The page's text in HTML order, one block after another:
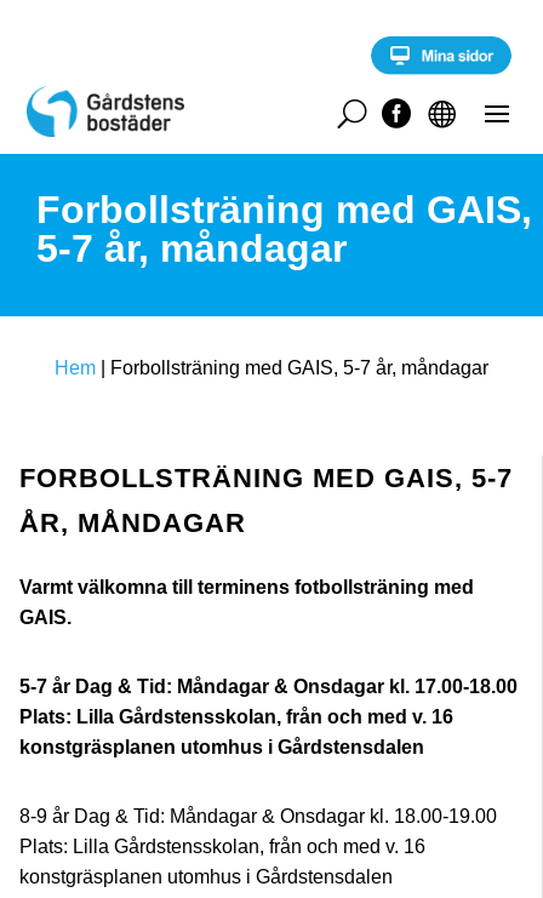
c


U
Forbollsträning med GAIS,
5-7 år, måndagar
Hem Forbollsträning med GAIS, 5-7 år, måndagar
FORBOLLSTRÄNING MED GAIS, 5-7
ÅR, MÅNDAGAR
Varmt välkomna till terminens fotbollsträning med
GAIS.
5-7 år Dag & Tid: Måndagar & Onsdagar kl. 17.00-18.00
Plats: Lilla Gårdstensskolan, från och med v. 16
konstgräsplanen utomhus i Gårdstensdalen
8-9 år Dag & Tid: Måndagar & Onsdagar kl. 18.00-19.00
Plats: Lilla Gårdstensskolan, från och med v. 16
konstgräsplanen utomhus i Gårdstensdalen